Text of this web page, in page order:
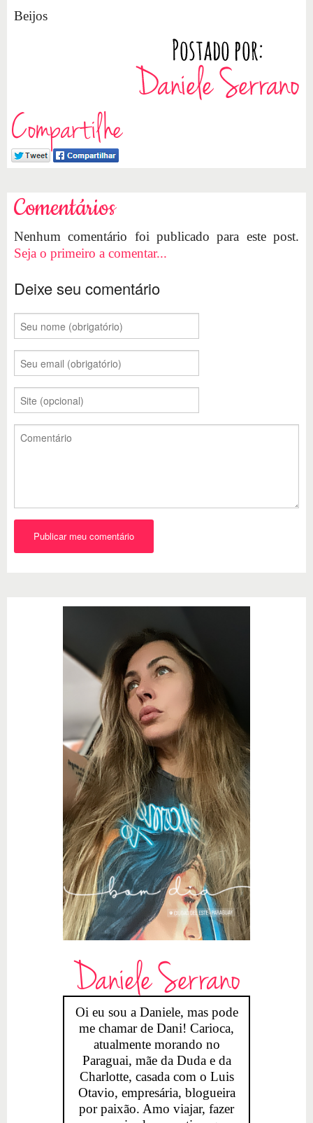
Beijos
Compartilhe
Comentários
Nenhum comentário foi publicado para este post.
Seja o primeiro a comentar...
Deixe seu comentário
Daniele Serrano
Oi eu sou a Daniele, mas pode
me chamar de Dani! Carioca,
atualmente morando no
Paraguai, mãe da Duda e da
Charlotte, casada com o Luis
Otavio, empresária, blogueira
por paixão. Amo viajar, fazer